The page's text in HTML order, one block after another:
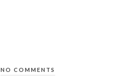
NO COMMENTS